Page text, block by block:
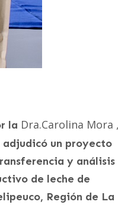
la Dra.Carolina Mora ,
adjudicó un proyecto
y análisis
de leche de
Región de La